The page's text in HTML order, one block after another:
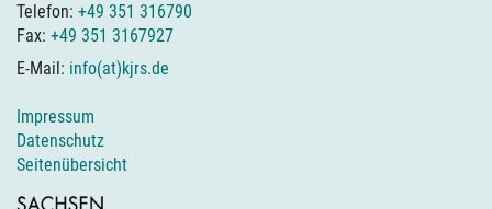
Telefon: +49 351 316790
Fax: +49 351 3167927
E-Mail: info(at)kjrs.de
Impressum
Datenschutz
Seitenübersicht